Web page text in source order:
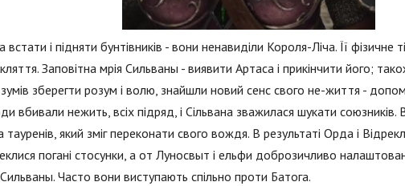
встати і підняти бунтівників - вони ненавиділи Короля-Ліча. Її фізичне
Заповітна мрія Сильваны - виявити Артаса і прикінчити його;
зберегти розум і волю, знайшли новий сенс свого не-життя -
вбивали нежить, всіх підряд, і Сільвана зважилася шукати союзників.
який зміг переконати свого вождя. В результаті Орда і
погані стосунки, а от Луносвыт і ельфи доброзичливо
Часто вони виступають спільно проти Батога.